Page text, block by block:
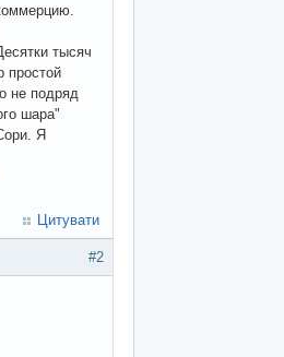
тысяч
простой
не подряд
шара"
Я
Цитувати
#2